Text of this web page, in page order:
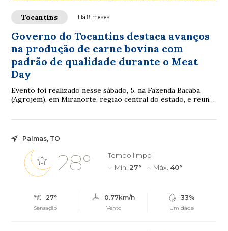
Tocantins Há 8 meses
Governo do Tocantins destaca avanços
na produção de carne bovina com
padrão de qualidade durante o Meat
Day
Evento foi realizado nesse sábado, 5, na Fazenda Bacaba
(Agrojem), em Miranorte, região central do estado, e reuniu
Palmas, TO
28°
Tempo limpo
Mín. 27° Máx. 40°
27°
Sensação
0.77km/h
Vento
33%
Umidade